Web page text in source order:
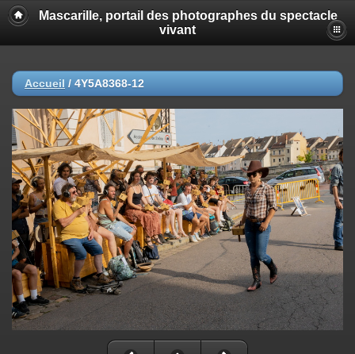
Mascarille, portail des photographes du spectacle
vivant
Accueil / 4Y5A8368-12